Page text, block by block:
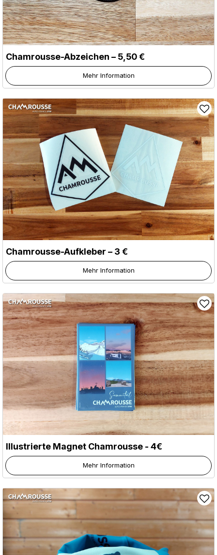
Chamrousse-Abzeichen – 5,50 €
Mehr Information
Chamrousse-Aufkleber – 3 €
Mehr Information
Illustrierte Magnet Chamrousse - 4€
Mehr Information